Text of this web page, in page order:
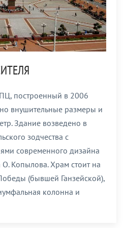
построенный в 2006
внушительные размеры и
Здание возведено в
зодчества с
современного дизайна
О. Копылова. Храм стоит на
(бывшей Ганзейской),
колонна и